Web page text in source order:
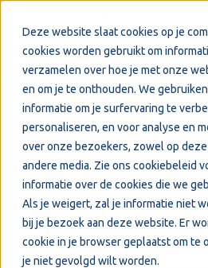
Deze website slaat cookies op je
cookies worden gebruikt om
verzamelen over hoe je met onze
en om je te onthouden. We
informatie om je surfervaring te
personaliseren, en voor analyse en
over onze bezoekers, zowel op
andere media. Zie ons cookiebeleid
informatie over de cookies die we
Als je weigert, zal je informatie niet
bij je bezoek aan deze website. Er
cookie in je browser geplaatst om te
je niet gevolgd wilt worden.
Welkom! Hoe kunnen